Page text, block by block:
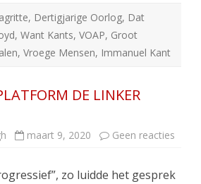
, Dertigjarige Oorlog, Dat
, Want Kants, VOAP, Groot
, Vroege Mensen, Immanuel Kant
DE LINKER
maart 9, 2020 Geen reacties
DE
zo luidde het gesprek